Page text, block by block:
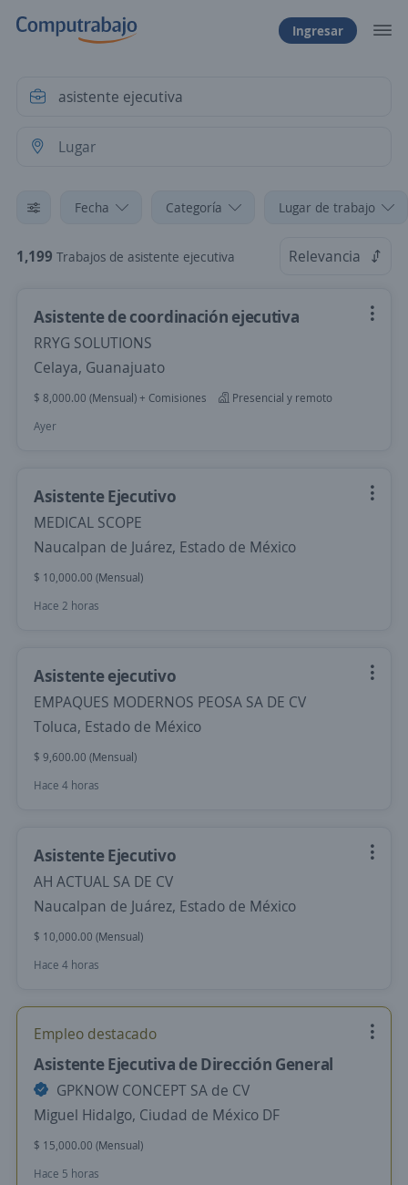
Ingresar
Fecha Categoría Lugar de trabajo
1,199 Trabajos de asistente ejecutiva Relevancia
Asistente de coordinación ejecutiva
RRYG SOLUTIONS
Celaya, Guanajuato
$ 8,000.00 (Mensual) + Comisiones
Presencial y remoto
Ayer
Asistente Ejecutivo
MEDICAL SCOPE
Naucalpan de Juárez, Estado de México
$ 10,000.00 (Mensual)
Hace 2 horas
Asistente ejecutivo
EMPAQUES MODERNOS PEOSA SA DE CV
Toluca, Estado de México
$ 9,600.00 (Mensual)
Hace 4 horas
Asistente Ejecutivo
AH ACTUAL SA DE CV
Naucalpan de Juárez, Estado de México
$ 10,000.00 (Mensual)
Hace 4 horas
Empleo destacado
Asistente Ejecutiva de Dirección General
GPKNOW CONCEPT SA de CV
Miguel Hidalgo, Ciudad de México DF
$ 15,000.00 (Mensual)
Hace 5 horas